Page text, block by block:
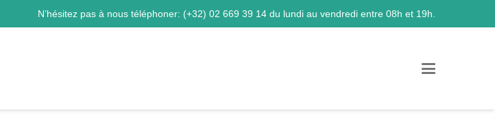
N’hésitez pas à nous téléphoner: (+32) 02 669 39 14 du lundi au vendredi entre 08h et 19h.